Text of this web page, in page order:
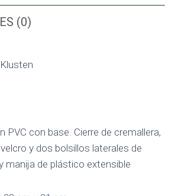
(0)
PVC con base. Cierre de cremallera,
y dos bolsillos laterales de
manija de plástico extensible